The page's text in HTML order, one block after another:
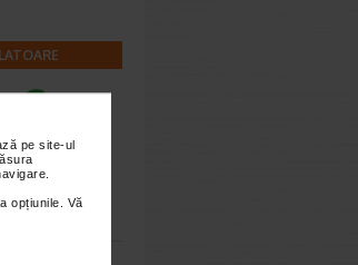
pe site-ul
opțiunile. Vă
sarcina